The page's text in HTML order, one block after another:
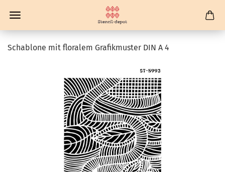
Schablone mit floralem Grafikmuster DIN A 4